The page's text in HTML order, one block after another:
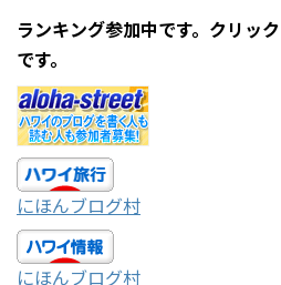
ランキング参加中です。クリッ
です。
にほんブログ村
にほんブログ村